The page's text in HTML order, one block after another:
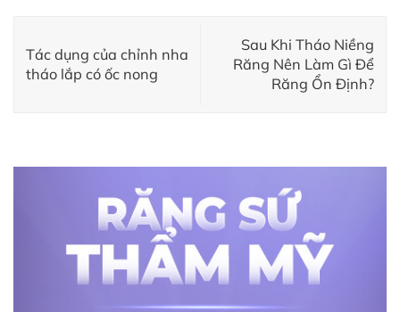
Tác dụng của chỉnh nha
tháo lắp có ốc nong
Sau Khi Tháo Niềng
Răng Nên Làm Gì Để
Răng Ổn Định?